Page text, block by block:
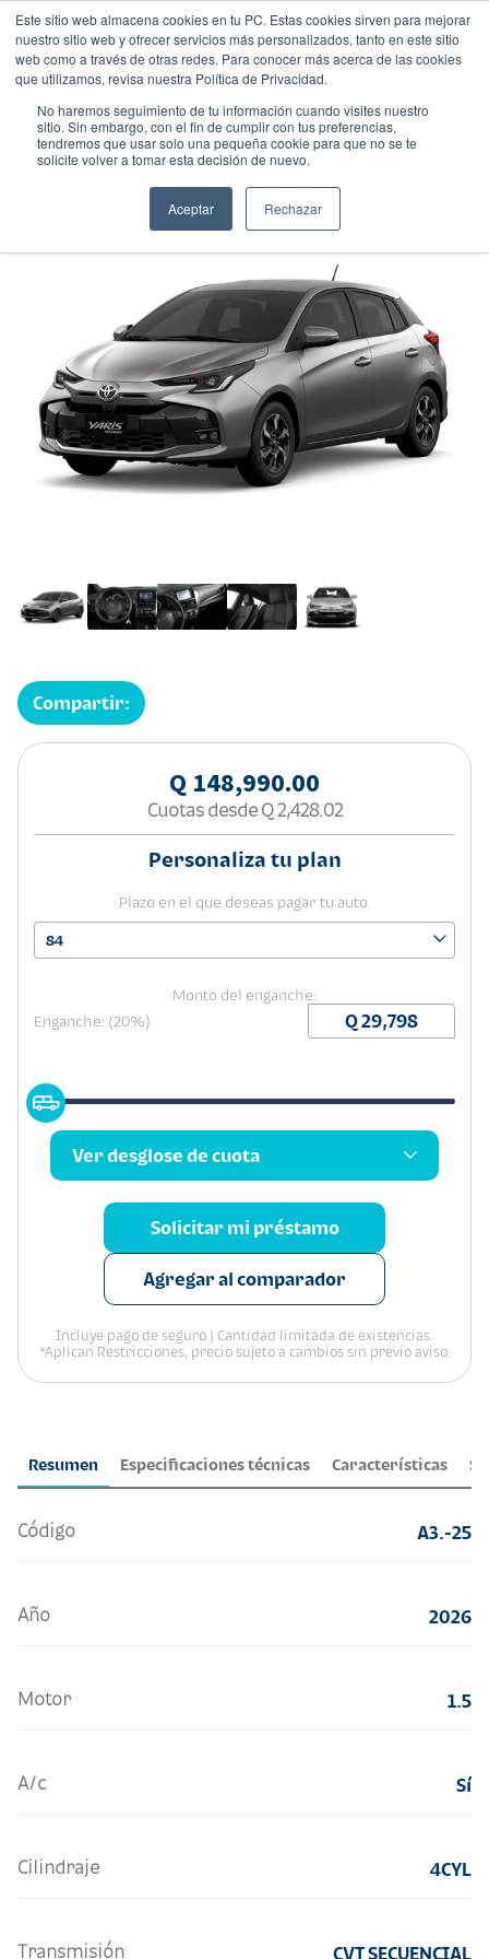
Este sitio web almacena cookies en tu PC. Estas cookies sirven para mejorar
nuestro sitio web y ofrecer servicios más personalizados, tanto en este sitio
web como a través de otras redes. Para conocer más acerca de las cookies
que utilizamos, revisa nuestra Política de Privacidad.
No haremos seguimiento de tu información cuando visites nuestro
sitio. Sin embargo, con el fin de cumplir con tus preferencias,
tendremos que usar solo una pequeña cookie para que no se te
solicite volver a tomar esta decisión de nuevo.
Aceptar Rechazar
TOYOTA YARIS HATCHBACK
2026•Gasolina
Resumen Especificaciones técnicas Características
Código A3.-25
Año 2026
Motor 1.5
A/c Sí
Cilindraje 4CYL
Transmisión CVT SECUENCIAL
Compartir:
Q 148,990.00
Cuotas desde Q 2,428.02
Personaliza tu plan
Plazo en el que deseas pagar tu auto.
84
Monto del enganche:
Enganche: (20%)
Ver desglose de cuota
Solicitar mi préstamo
Agregar al comparador
Incluye pago de seguro | Cantidad limitada de existencias.
*Aplican Restricciones, precio sujeto a cambios sin previo aviso.